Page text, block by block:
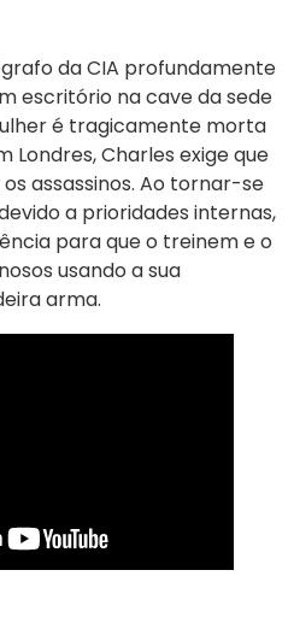
da CIA profundamente
escritório na cave da sede
é tragicamente morta
Charles exige que
assassinos. Ao tornar-se
a prioridades internas,
para que o treinem e o
usando a sua
arma.